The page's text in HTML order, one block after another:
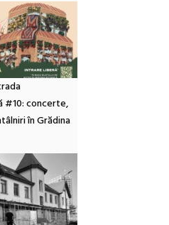
#10: concerte,
în Grădina